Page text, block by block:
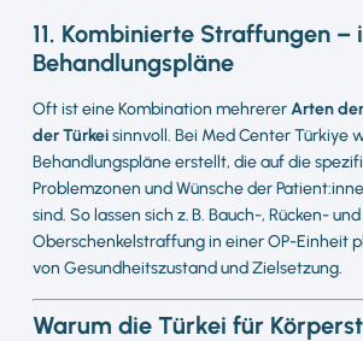
11. Kombinierte Straffungen
Behandlungspläne
Oft ist eine Kombination mehrererArten
der Türkeisinnvoll. Bei Med Center Türkiye
Behandlungspläne erstellt, die auf die
Problemzonen und Wünsche der
sind. So lassen sich z. B. Bauch-, Rücken- und
Oberschenkelstraffung in einer OP-Einheit
von Gesundheitszustand und Zielsetzung.
Warum die Türkei für